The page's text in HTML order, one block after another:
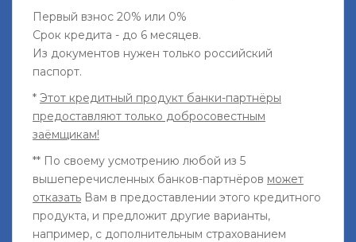
Первый взнос 20% или 0%
Срок кредита - до 6 месяцев.
Из документов нужен только российский
паспорт.
* Этот кредитный продукт банки-партнёры
предоставляют только добросовестным
заёмщикам!
** По своему усмотрению любой из 5
вышеперечисленных банков-партнёров может
отказать Вам в предоставлении этого кредитного
продукта, и предложит другие варианты,
например, с дополнительным страхованием